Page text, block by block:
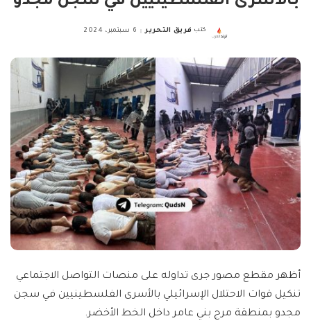
Posted
كتب فريق التحرير 6 سبتمبر، 2024
أظهر مقطع مصور جرى تداوله على منصات التواصل الاجتماعي
تنكيل قوات الاحتلال الإسرائيلي بالأسرى الفلسطينيين في سجن
مجدو بمنطقة مرج بني عامر داخل الخط الأخضر.